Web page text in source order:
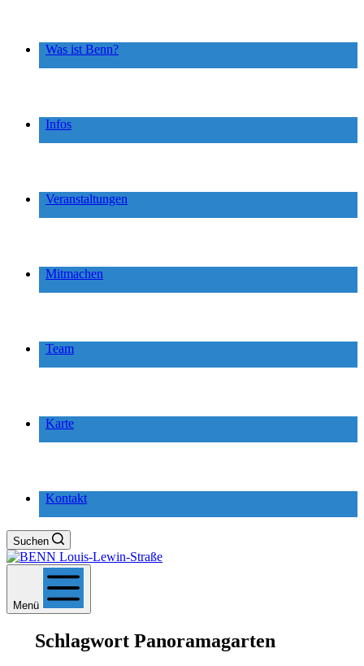
Was ist Benn?
Infos
Veranstaltungen
Mitmachen
Team
Karte
Kontakt
Suchen
Menü
Schlagwort Panoramagarten